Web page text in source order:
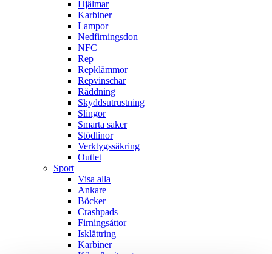
Hjälmar
Karbiner
Lampor
Nedfirningsdon
NFC
Rep
Repklämmor
Repvinschar
Räddning
Skyddsutrustning
Slingor
Smarta saker
Stödlinor
Verktygssäkring
Outlet
Sport
Visa alla
Ankare
Böcker
Crashpads
Firningsåttor
Isklättring
Karbiner